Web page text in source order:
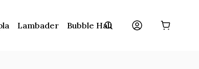
Lambader Bubble Halı